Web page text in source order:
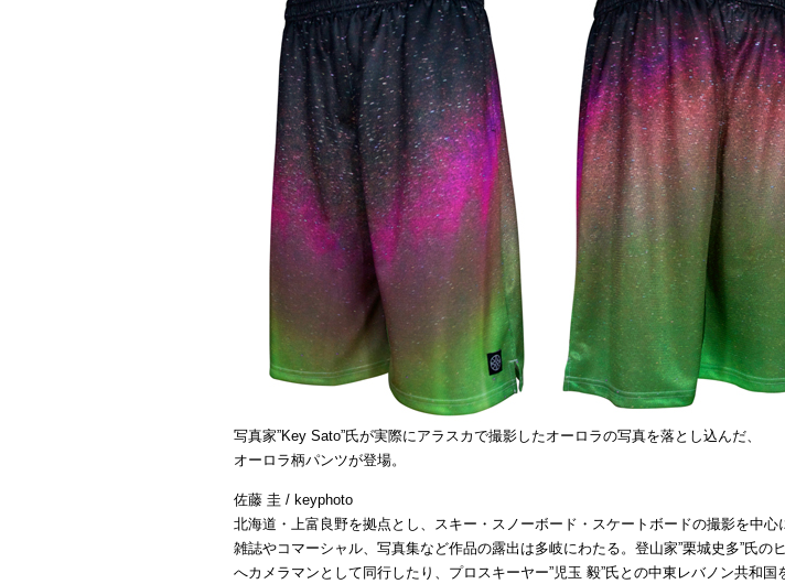
写真家”Key Sato”氏が実際にアラスカで撮影したオーロラの写真を落とし込んだ、
オーロラ柄パンツが登場。
佐藤 圭 / keyphoto
北海道・上富良野を拠点とし、スキー・スノーボード・スケートボードの撮影を中心
雑誌やコマーシャル、写真集など作品の露出は多岐にわたる。登山家”栗城史多”氏の
へカメラマンとして同行したり、プロスキーヤー”児玉 毅”氏との中東レバノン共和国